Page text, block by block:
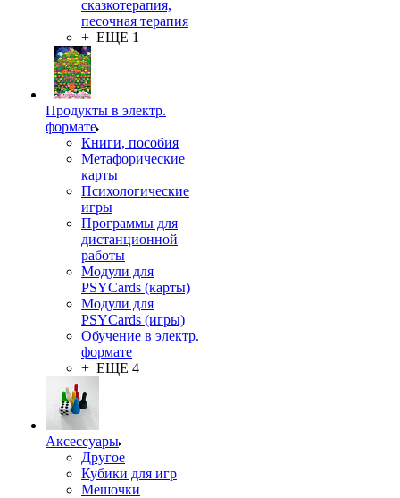
сказкотерапия,
песочная терапия
+ ЕЩЕ 1
Продукты в электр.
формате
Книги, пособия
Метафорические
карты
Психологические
игры
Программы для
дистанционной
работы
Модули для
PSYCards (карты)
Модули для
PSYCards (игры)
Обучение в электр.
формате
+ ЕЩЕ 4
Аксессуары
Другое
Кубики для игр
Мешочки